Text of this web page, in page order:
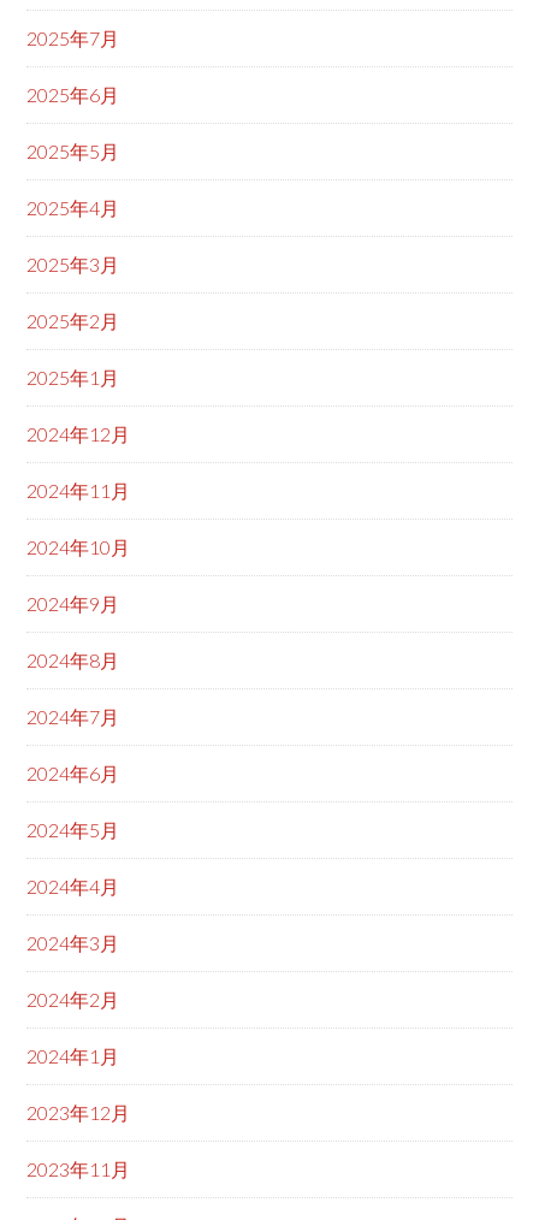
2025年7月
2025年6月
2025年5月
2025年4月
2025年3月
2025年2月
2025年1月
2024年12月
2024年11月
2024年10月
2024年9月
2024年8月
2024年7月
2024年6月
2024年5月
2024年4月
2024年3月
2024年2月
2024年1月
2023年12月
2023年11月